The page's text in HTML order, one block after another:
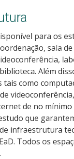
para os
sala
Além
como
de no
que
infraestrutura
Todos os